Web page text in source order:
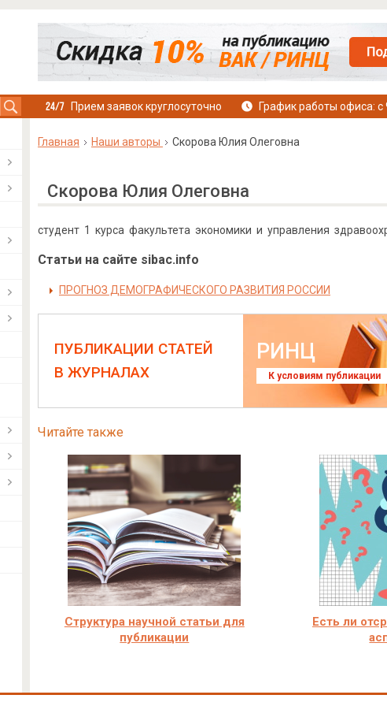
Прием заявок круглосуточно График работы офиса: с
Главная Наши авторы Скорова Юлия Олеговна
Скорова Юлия Олеговна
студент 1 курса факультета экономики и управления
Статьи на сайте sibac.info
ПРОГНОЗ ДЕМОГРАФИЧЕСКОГО РАЗВИТИЯ РОССИИ
ПУБЛИКАЦИИ СТАТЕЙ
В ЖУРНАЛАХ
РИНЦ
К условиям публикации
Читайте также
Структура научной статьи для
публикации
Есть ли